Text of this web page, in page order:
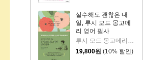
실수해도 괜찮은 내
일, 루시 모드 몽고메
리 영어 필사
루시 모드 몽고메리 저/이루리 편역
19,800원 (10% 할인)